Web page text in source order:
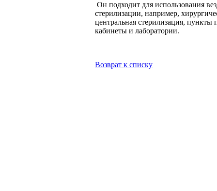
Он подходит для использования
стерилизации, например,
центральная стерилизация,
кабинеты и лаборатории.
Возврат к списку